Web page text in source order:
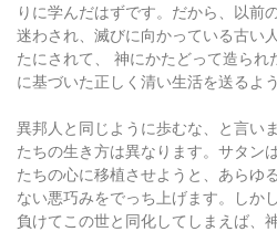
りに学んだはずです。だから、以前
迷わされ、滅びに向かっている古い
たにされて、 神にかたどって造ら
に基づいた正しく清い生活を送るよ
異邦人と同じように歩むな、と言い
たちの生き方は異なります。サタン
たちの心に移植させようと、あらゆ
ない悪巧みをでっち上げます。しか
負けてこの世と同化してしまえば、